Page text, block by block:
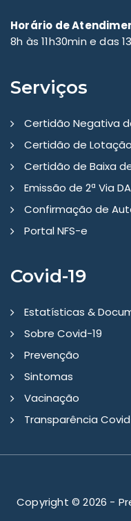
Horário de
8h às 11h30min e das
Serviços
Certidão Negativa
Certidão de Lotação
Certidão de Baixa
Emissão de 2ª Via
Confirmação de
Portal NFS-e
Covid-19
Estatísticas &
Sobre Covid-19
Prevenção
Sintomas
Vacinação
Transparência
Copyright © 2026 -